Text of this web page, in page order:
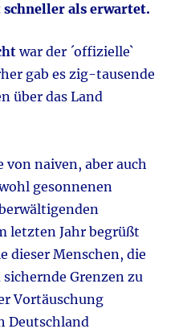
als erwartet.
war der ´offizielle`
gab es zig-tausende
über das Land
von naiven, aber auch
gesonnenen
letzten Jahr begrüßt
dieser Menschen, die
Grenzen zu
Vortäuschung
Deutschland